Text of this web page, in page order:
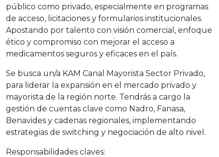
público como privado, especialmente en programas
de acceso, licitaciones y formularios institucionales.
Apostando por talento con visión comercial, enfoque
ético y compromiso con mejorar el acceso a
medicamentos seguros y eficaces en el país.
Se busca un/a KAM Canal Mayorista Sector Privado,
para liderar la expansión en el mercado privado y
mayorista de la región norte. Tendrás a cargo la
gestión de cuentas clave como Nadro, Fanasa,
Benavides y cadenas regionales, implementando
estrategias de switching y negociación de alto nivel.
Responsabilidades claves: